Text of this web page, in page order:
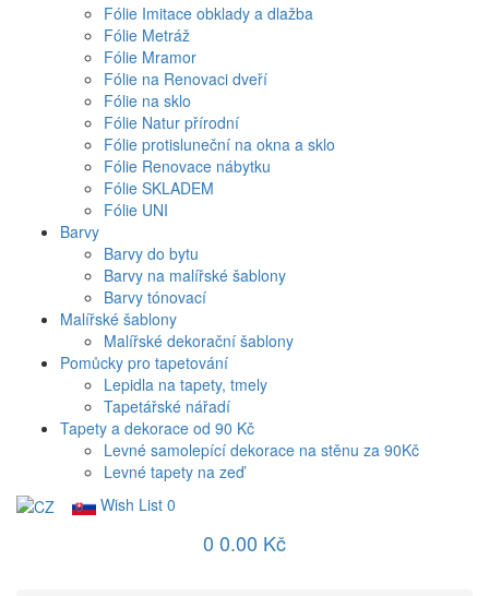
Fólie Imitace obklady a dlažba
Fólie Metráž
Fólie Mramor
Fólie na Renovaci dveří
Fólie na sklo
Fólie Natur přírodní
Fólie protisluneční na okna a sklo
Fólie Renovace nábytku
Fólie SKLADEM
Fólie UNI
Barvy
Barvy do bytu
Barvy na malířské šablony
Barvy tónovací
Malířské šablony
Malířské dekorační šablony
Pomůcky pro tapetování
Lepidla na tapety, tmely
Tapetářské nářadí
Tapety a dekorace od 90 Kč
Levné samolepící dekorace na stěnu za 90Kč
Levné tapety na zeď
Wish List 0
0 0.00 Kč